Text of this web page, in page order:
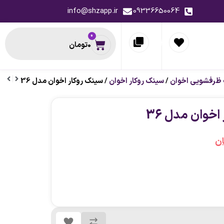
09336650064
info@shzapp.ir
0تومان
0
اخوان/سینک روکار اخوان/ سینک روکار اخوان مدل 36
مدل 36